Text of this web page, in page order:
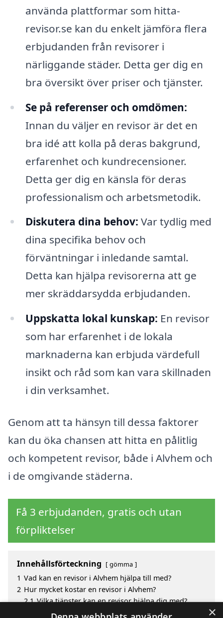
använda plattformar som hitta-
revisor.se kan du enkelt jämföra flera
erbjudanden från revisorer i
närliggande städer. Detta ger dig en
bra översikt över priser och tjänster.
Se på referenser och omdömen:
Innan du väljer en revisor är det en
bra idé att kolla på deras bakgrund,
erfarenhet och kundrecensioner.
Detta ger dig en känsla för deras
professionalism och arbetsmetodik.
Diskutera dina behov: Var tydlig med
dina specifika behov och
förväntningar i inledande samtal.
Detta kan hjälpa revisorerna att ge
mer skräddarsydda erbjudanden.
Uppskatta lokal kunskap: En revisor
som har erfarenhet i de lokala
marknaderna kan erbjuda värdefull
insikt och råd som kan vara skillnaden
i din verksamhet.
Genom att ta hänsyn till dessa faktorer
kan du öka chansen att hitta en pålitlig
och kompetent revisor, både i Alvhem och
i de omgivande städerna.
Få 3 erbjudanden, gratis och utan
förpliktelser
Innehållsförteckning gömma
1 Vad kan en revisor i Alvhem hjälpa till med?
2 Hur mycket kostar en revisor i Alvhem?
2.1 Vilka tjänster kan en revisor hjälpa dig med?
Fördelar med att välja revisor i Alvhem ×